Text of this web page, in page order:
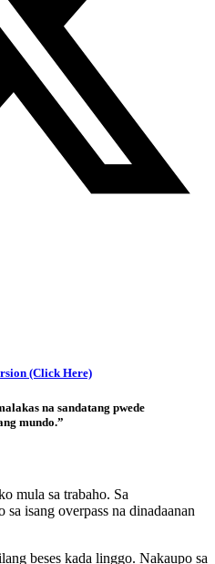
(Click Here)
na sandatang pwede
mundo.”
mula sa trabaho. Sa
isang overpass na dinadaanan
beses kada linggo. Nakaupo sa